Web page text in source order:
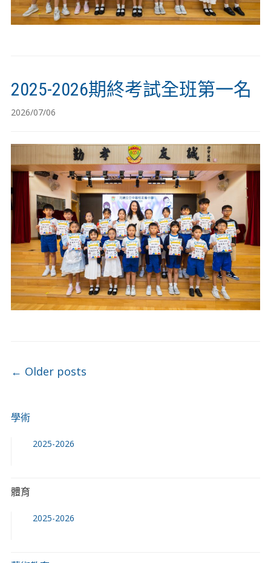
學術
2025-2026
體育
2025-2026
2025-2026期終考試全班第一名
2026/07/06
Post navigation
← Older posts